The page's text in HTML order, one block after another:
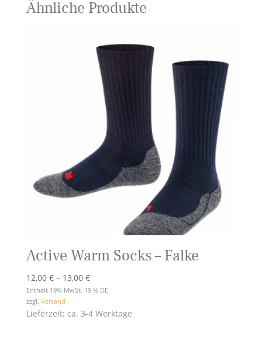
Ähnliche Produkte
Active Warm Socks – Falke
12,00 € – 13,00 €Preisspanne:
12,00 €
13,00 €
Enthält 19% MwSt. 19 % DE
zzgl. Versand
Lieferzeit: ca. 3-4 Werktage